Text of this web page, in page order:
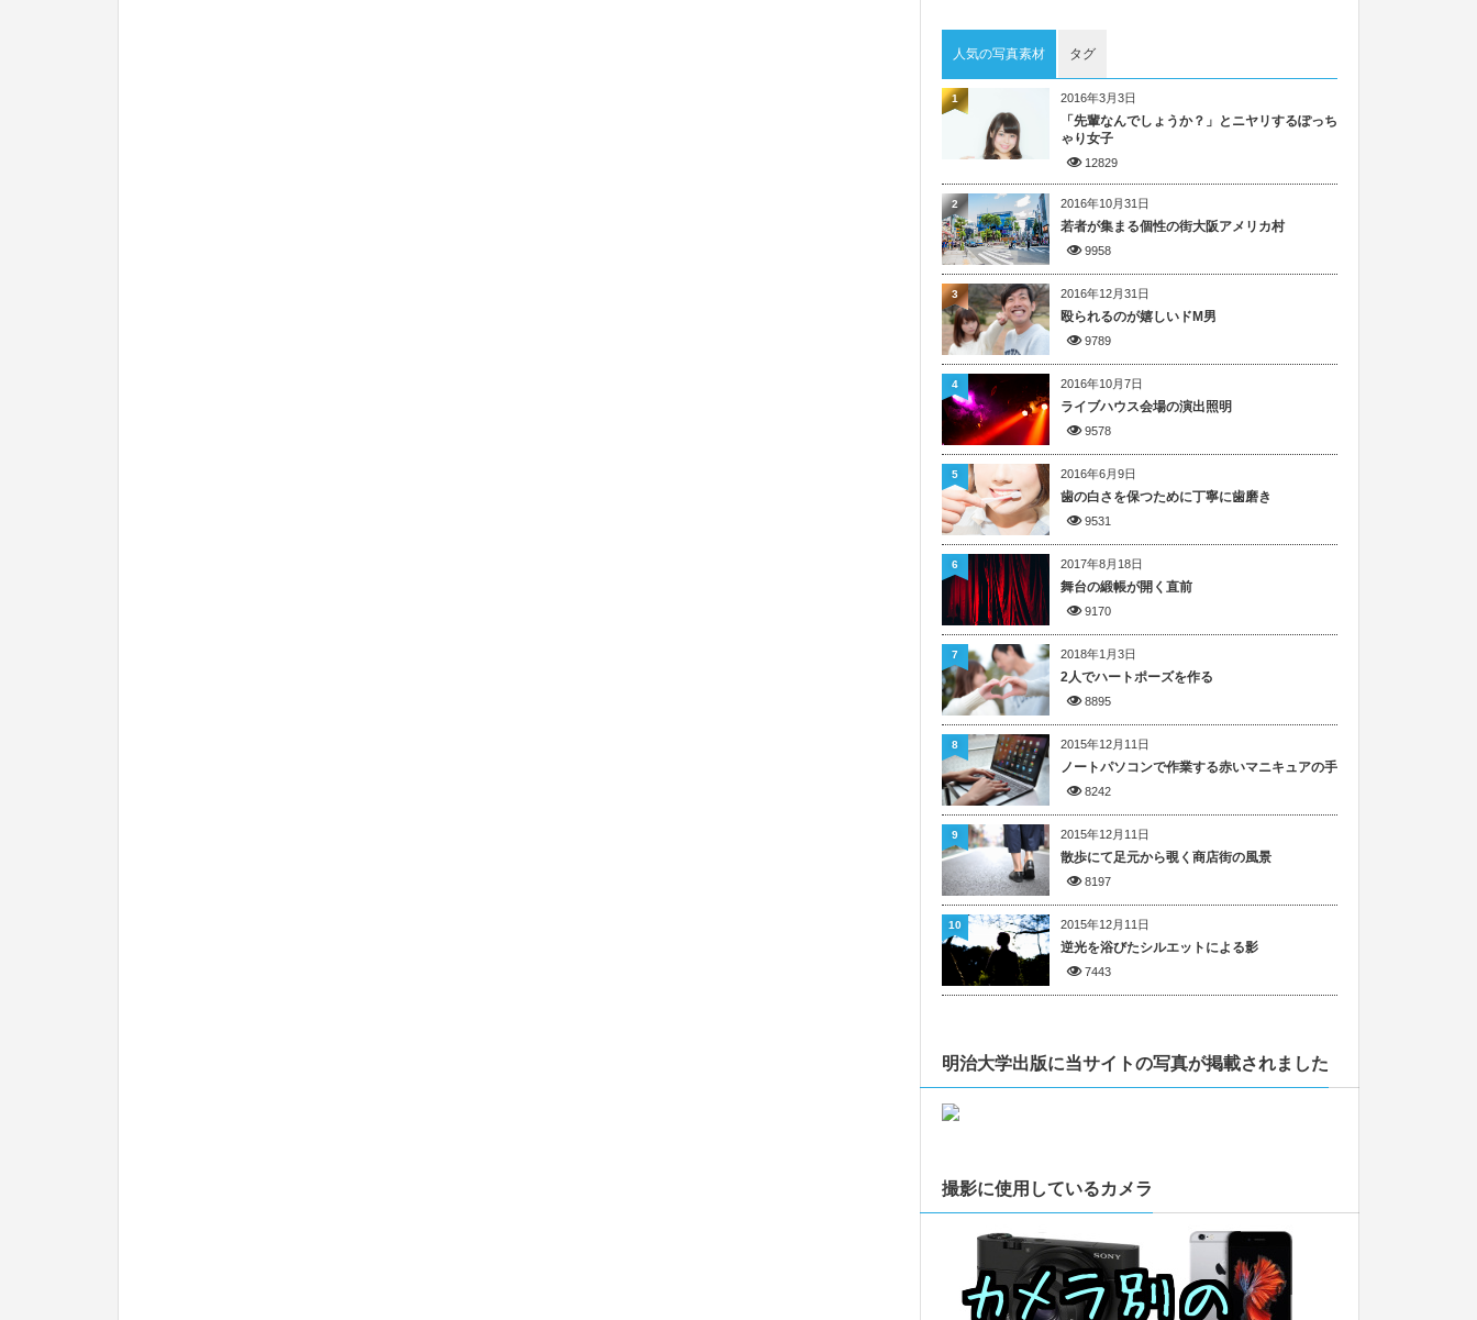
人気の写真素材 タグ
2016年3月3日
「先輩なんでしょうか？」とニヤリするぽっち
ゃり女子
12829
1
2016年10月31日
若者が集まる個性の街大阪アメリカ村
9958
2
2016年12月31日
殴られるのが嬉しいドM男
9789
3
2016年10月7日
ライブハウス会場の演出照明
9578
4
2016年6月9日
歯の白さを保つために丁寧に歯磨き
9531
5
2017年8月18日
舞台の緞帳が開く直前
9170
6
2018年1月3日
2人でハートポーズを作る
8895
7
2015年12月11日
ノートパソコンで作業する赤いマニキュアの手
8242
8
2015年12月11日
散歩にて足元から覗く商店街の風景
8197
9
2015年12月11日
逆光を浴びたシルエットによる影
7443
10
明治大学出版に当サイトの写真が掲載されました
撮影に使用しているカメラ